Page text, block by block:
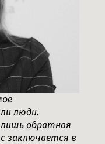
люди.
обратная
заключается в